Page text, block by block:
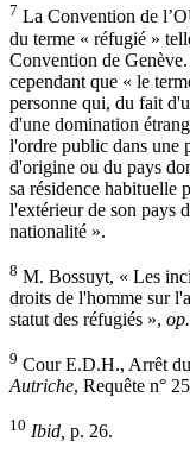
7 La Convention de
du terme « réfugié »
Convention de
cependant que « le
personne qui, du fait
d'une domination
l'ordre public dans une
d'origine ou du pays
sa résidence habituelle
l'extérieur de son pays
nationalité ».
8 M. Bossuyt, « Les
droits de l'homme sur
statut des réfugiés »,
9 Cour E.D.H., Arrêt
Autriche, Requête n°
10 Ibid, p. 26.